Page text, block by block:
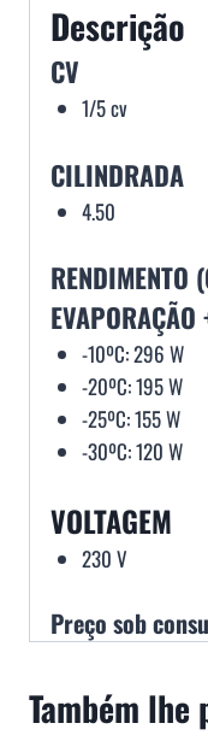
Descrição
CV
1/5 cv
CILINDRADA
4.50
RENDIMENTO
-10ºC: 296 W
-20ºC: 195 W
-25ºC: 155 W
-30ºC: 120 W
VOLTAGEM
230 V
Preço sob
Também lhe